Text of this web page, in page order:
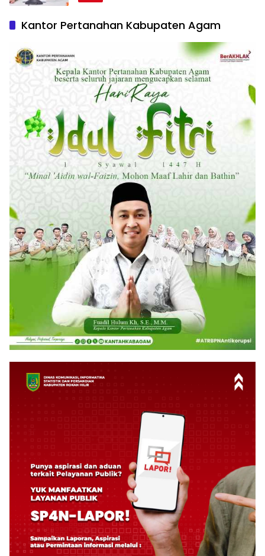
Kantor Pertanahan Kabupaten Agam